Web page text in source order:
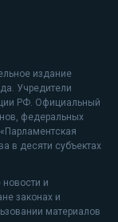
издание
Учредители
РФ. Официальный
федеральных
в десяти субъектах
новости и
законах и
материалов